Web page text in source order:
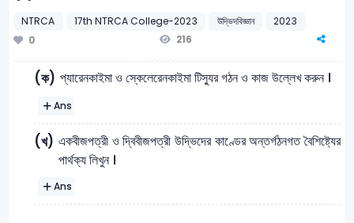
NTRCA 17th NTRCA College-2023 উদ্ভিদবিজ্ঞান
2023
0
216
(ক) প্যারেনকাইমা ও স্কেলেরেনকাইমা টিস্যুর গঠন ও কাজ উল্লেখ করুন ।
Ans
(খ) একবীজপত্রী ও দ্বিবীজপত্রী উদ্ভিদের কাণ্ডের অন্তর্গঠনগত বৈশিষ্ট্যের
পার্থক্য লিখুন ।
Ans